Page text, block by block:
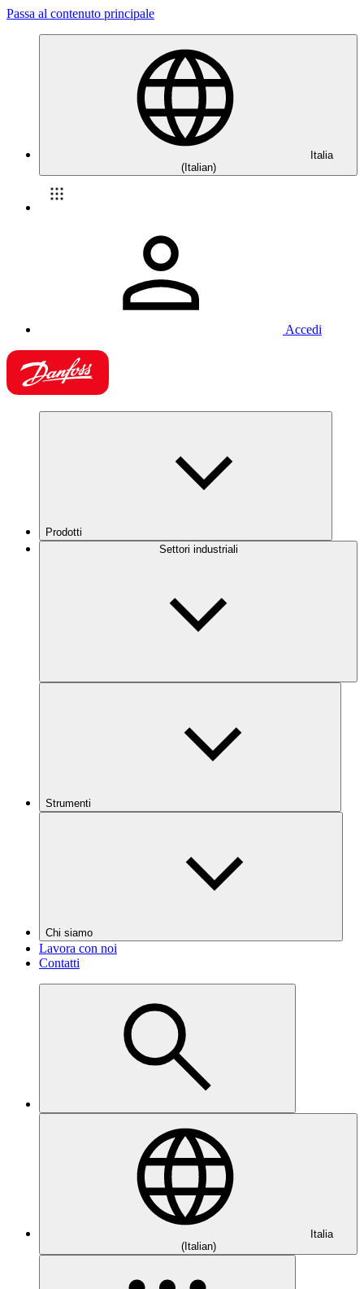
Passa al contenuto principale
Italia
(Italian)
Accedi
Prodotti
Settori industriali
Strumenti
Chi siamo
Lavora con noi
Contatti
Italia
(Italian)